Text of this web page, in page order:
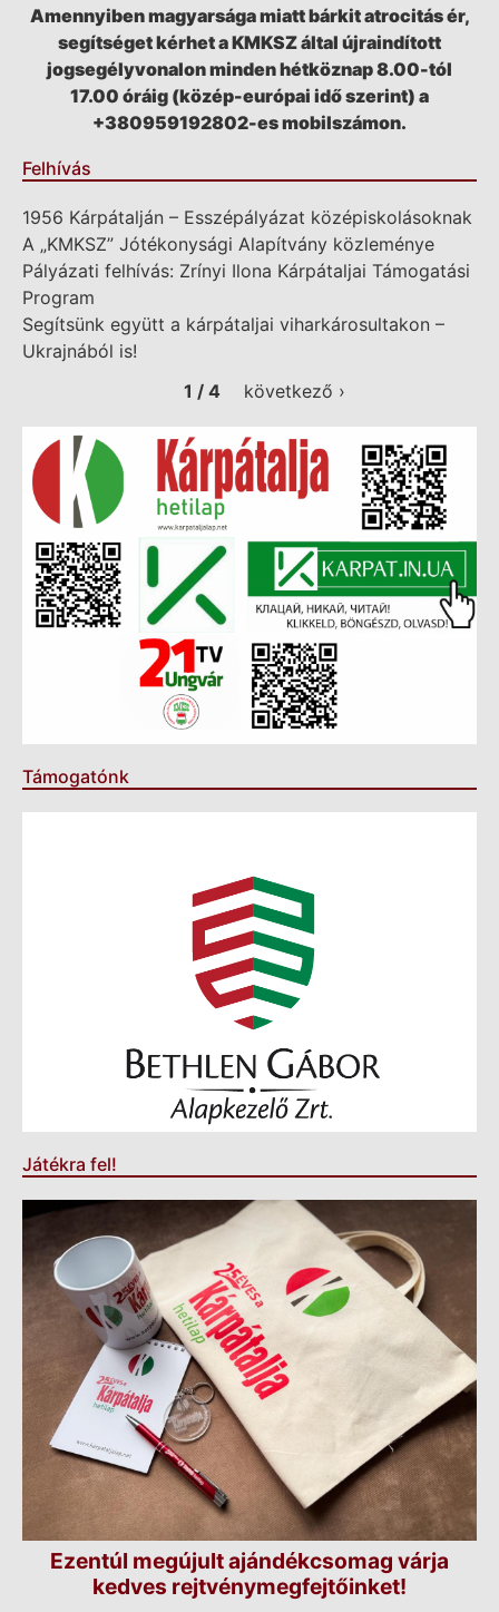
Amennyiben magyarsága miatt bárkit atrocitás ér,
segítséget kérhet a KMKSZ által újraindított
jogsegélyvonalon minden hétköznap 8.00-tól
17.00 óráig (közép-európai idő szerint) a
+380959192802-es mobilszámon.
Felhívás
1956 Kárpátalján – Esszépályázat középiskolásoknak
A „KMKSZ” Jótékonysági Alapítvány közleménye
Pályázati felhívás: Zrínyi Ilona Kárpátaljai Támogatási
Program
Segítsünk együtt a kárpátaljai viharkárosultakon –
Ukrajnából is!
1 / 4
következő ›
Támogatónk
Játékra fel!
Ezentúl megújult ajándékcsomag várja
kedves rejtvénymegfejtőinket!